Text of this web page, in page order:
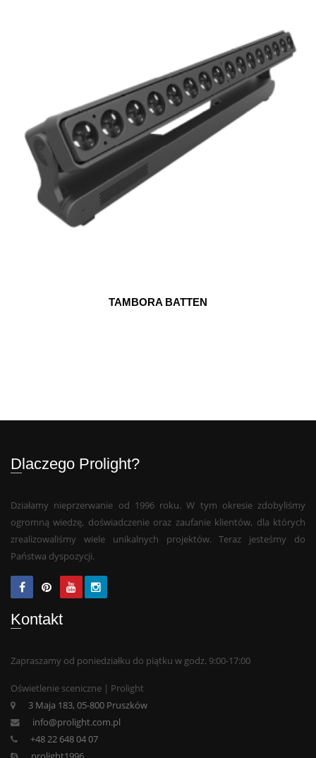
TAMBORA BATTEN
Dlaczego Prolight?
Działamy nieprzerwanie od 1996 roku. W tym okresie zdobyliśmy
ogromną wiedzę, doświadczenie oraz zaufanie klientów, dla których
zrealizowaliśmy wiele unikalnych projektów. Teraz jesteśmy do
Państwa dyspozycji.
Kontakt
Zapraszamy od poniedziałku do piątku w godz. 9:00-17:00
Oświetlenie sceniczne | Prolight
3 Maja 183, 05-800 Pruszków
info@prolight.com.pl
+48 22 648 04 07